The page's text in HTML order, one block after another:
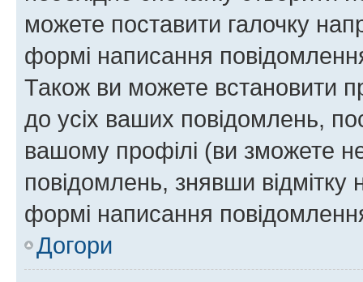
можете поставити галочку
формі написання
Також ви можете встановити
до усіх ваших повідомлень,
вашому профілі (ви зможете
повідомлень, знявши відмітку
формі написання
Догори